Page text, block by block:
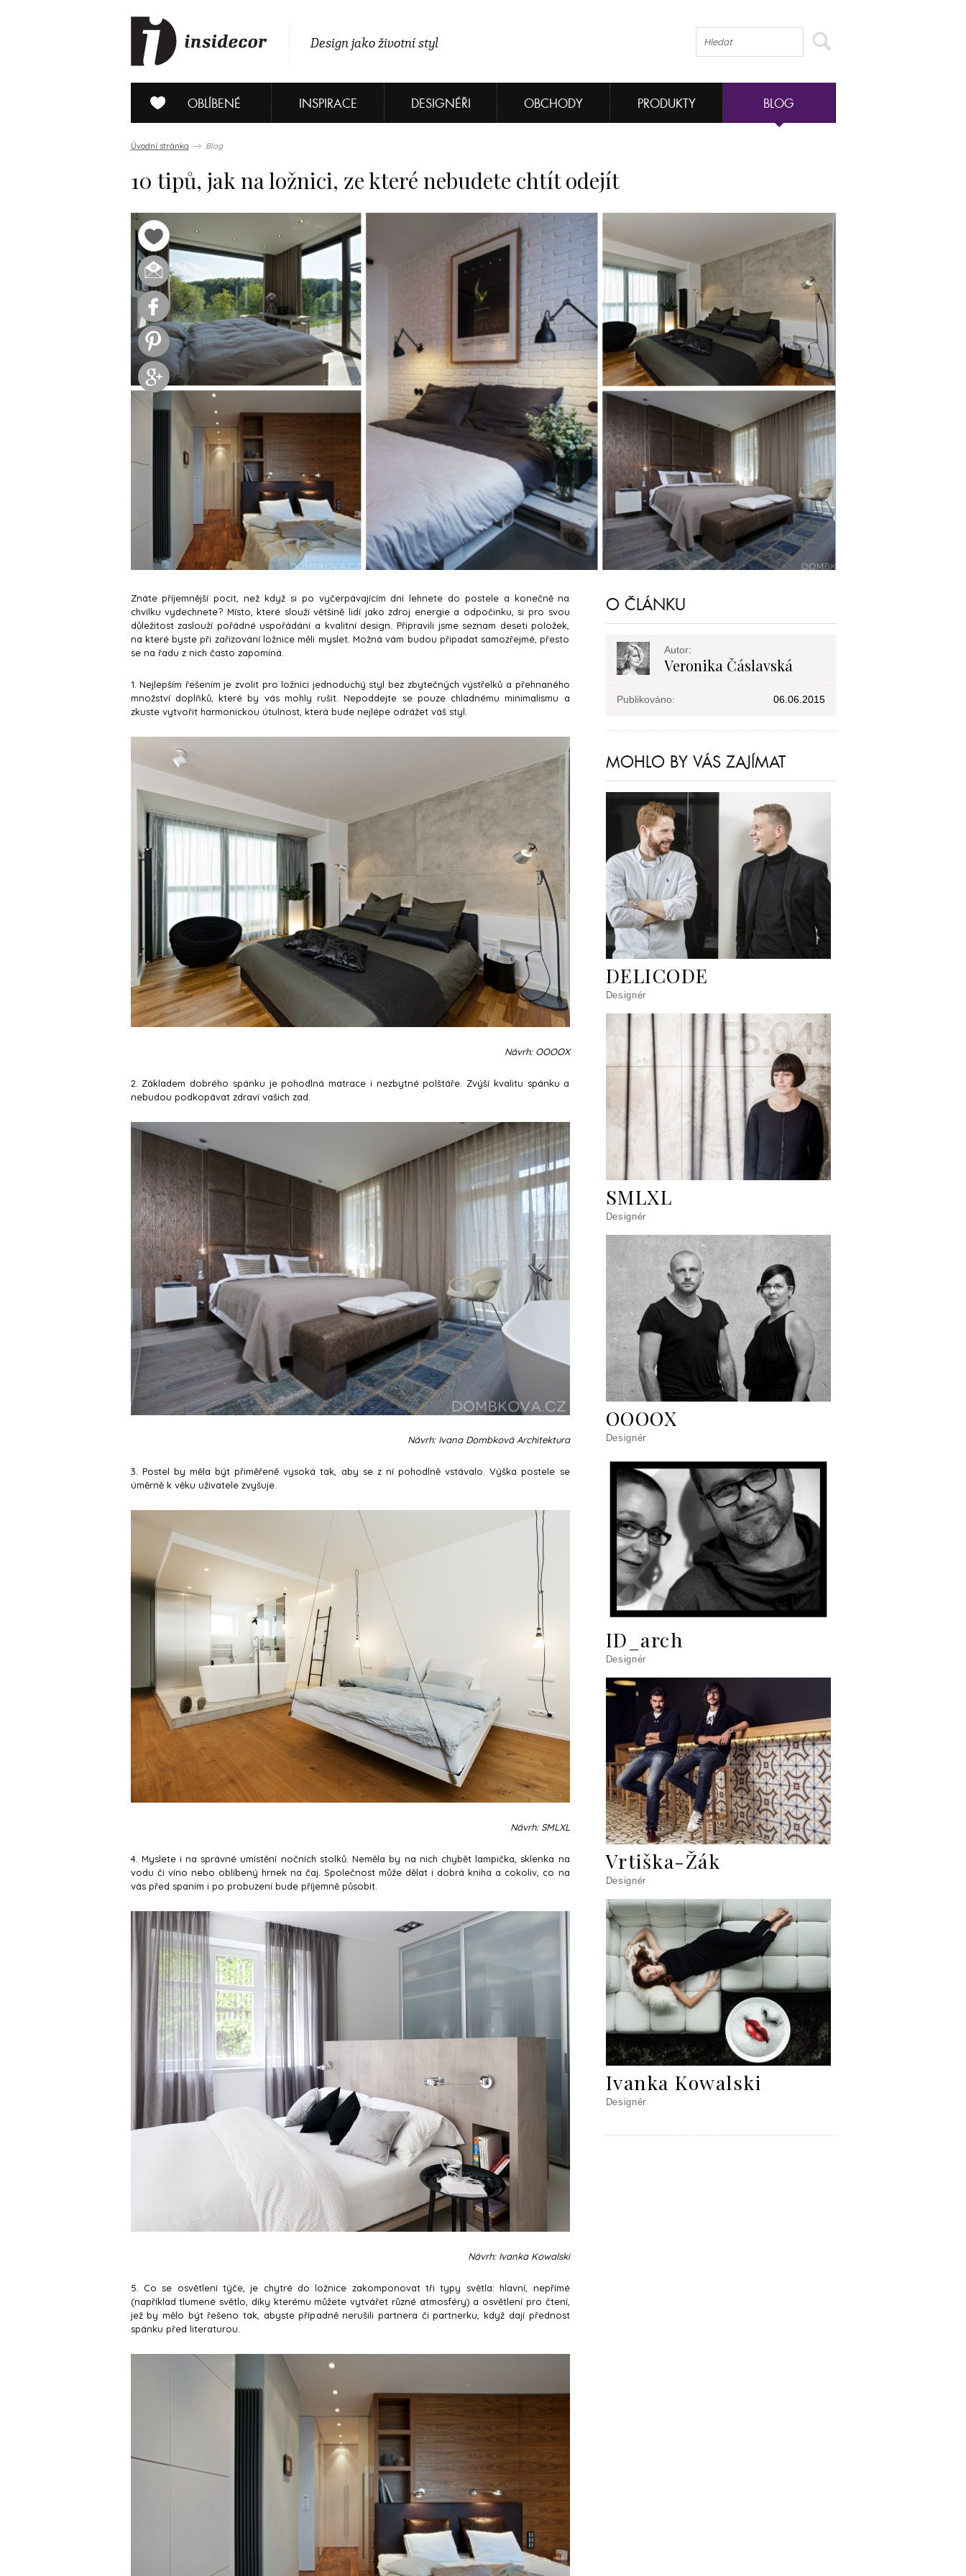
Design jako životní styl
OBLÍBENÉ INSPIRACE DESIGNÉŘI OBCHODY PRODUKTY BLOG
Úvodní stránka Blog
10 tipů, jak na ložnici, ze které nebudete chtít odejít
Znáte příjemnější pocit, než když si po vyčerpávajícím dni lehnete do postele a konečně na
chvilku vydechnete? Místo, které slouží většině lidí jako zdroj energie a odpočinku, si pro svou
důležitost zaslouží pořádné uspořádání a kvalitní design. Připravili jsme seznam deseti položek,
na které byste při zařizování ložnice měli myslet. Možná vám budou připadat samozřejmé, přesto
se na řadu z nich často zapomíná.
1. Nejlepším řešením je zvolit pro ložnici jednoduchý styl bez zbytečných výstřelků a přehnaného
množství doplňků, které by vás mohly rušit. Nepoddejte se pouze chladnému minimalismu a
zkuste vytvořit harmonickou útulnost, která bude nejlépe odrážet váš styl.
Návrh: OOOOX
2. Základem dobrého spánku je pohodlná matrace i nezbytné polštáře. Zvýší kvalitu spánku a
nebudou podkopávat zdraví vašich zad.
Návrh: Ivana Dombková Architektura
3. Postel by měla být přiměřeně vysoká tak, aby se z ní pohodlně vstávalo. Výška postele se
úměrně k věku uživatele zvyšuje.
Návrh: SMLXL
4. Myslete i na správné umístění nočních stolků. Neměla by na nich chybět lampička, sklenka na
vodu či víno nebo oblíbený hrnek na čaj. Společnost může dělat i dobrá kniha a cokoliv, co na
vás před spaním i po probuzení bude příjemně působit.
Návrh: Ivanka Kowalski
5. Co se osvětlení týče, je chytré do ložnice zakomponovat tři typy světla: hlavní, nepřímé
(například tlumené světlo, díky kterému můžete vytvářet různé atmosféry) a osvětlení pro čtení,
jež by mělo být řešeno tak, abyste případně nerušili partnera či partnerku, když dají přednost
spánku před literaturou.
O ČLÁNKU
Autor:
Veronika Čáslavská
Publikováno: 06.06.2015
MOHLO BY VÁS ZAJÍMAT
DELICODE
Designér
SMLXL
Designér
OOOOX
Designér
ID_arch
Designér
Vrtiška-Žák
Designér
Ivanka Kowalski
Designér